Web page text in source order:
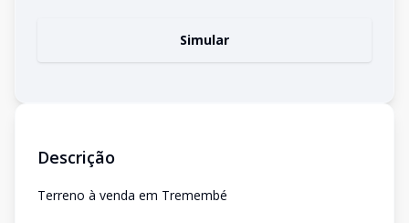
Simular
Descrição
Terreno à venda em Tremembé